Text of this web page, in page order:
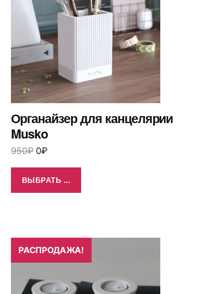
Органайзер для канцелярии
Musko
950₽ 0₽
ВЫБРАТЬ ...
РАСПРОДАЖА!